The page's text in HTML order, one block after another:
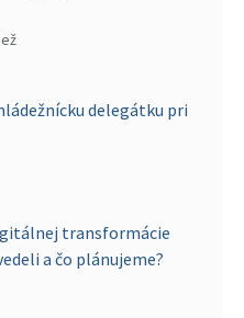
delegátku pri
transformácie
a čo plánujeme?